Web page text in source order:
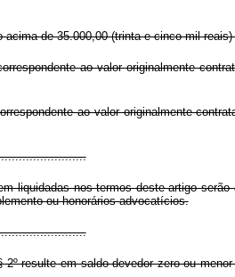
de 35.000,00 (trinta e cinco mil
ao valor originalmente
ao valor originalmente
liquidadas nos termos deste artigo
ou honorários advocatícios.
resulte em saldo devedor zero ou